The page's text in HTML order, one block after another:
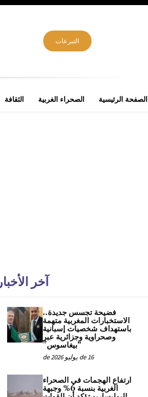
التبرعات
الصفحة الرئيسية الصحراء الغربية الثقافة
آخر الأخبار
فضيحة تجسس جديدة..
الاستخبارات المغربية متهمة
باستهداف شخصيات إسبانية
وصحراوية وجزائرية عبر
“بيغاسوس”
16 de يوليو de 2026
ارتفاع الهجمات في الصحراء
الغربية بنسبة 6% وجبهة